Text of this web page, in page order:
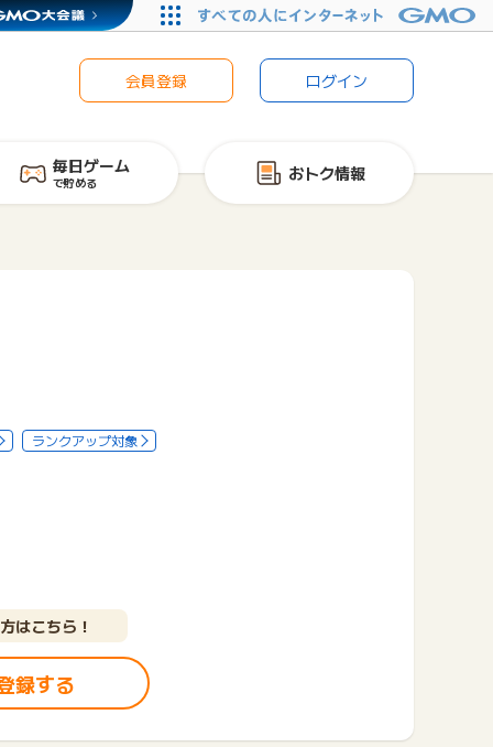
会員登録 ログイン
毎日ゲーム
で貯める おトク情報
ランクアップ対象
はこちら！
録する